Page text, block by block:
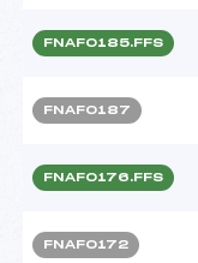
FNAF0185.FFS
FNAF0187
FNAF0176.FFS
FNAF0172